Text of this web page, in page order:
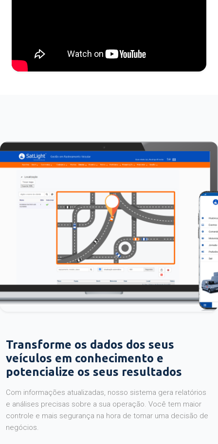
Transforme os dados dos seus
veículos em conhecimento e
potencialize os seus resultados
Com informações atualizadas, nosso sistema gera relatórios
e análises precisas sobre a sua operação. Você tem maior
controle e mais segurança na hora de tomar uma decisão de
negócios.